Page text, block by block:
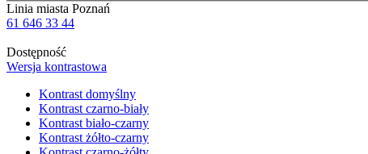
Linia miasta Poznań
61 646 33 44
Dostępność
Wersja kontrastowa
Kontrast domyślny
Kontrast czarno-biały
Kontrast biało-czarny
Kontrast żółto-czarny